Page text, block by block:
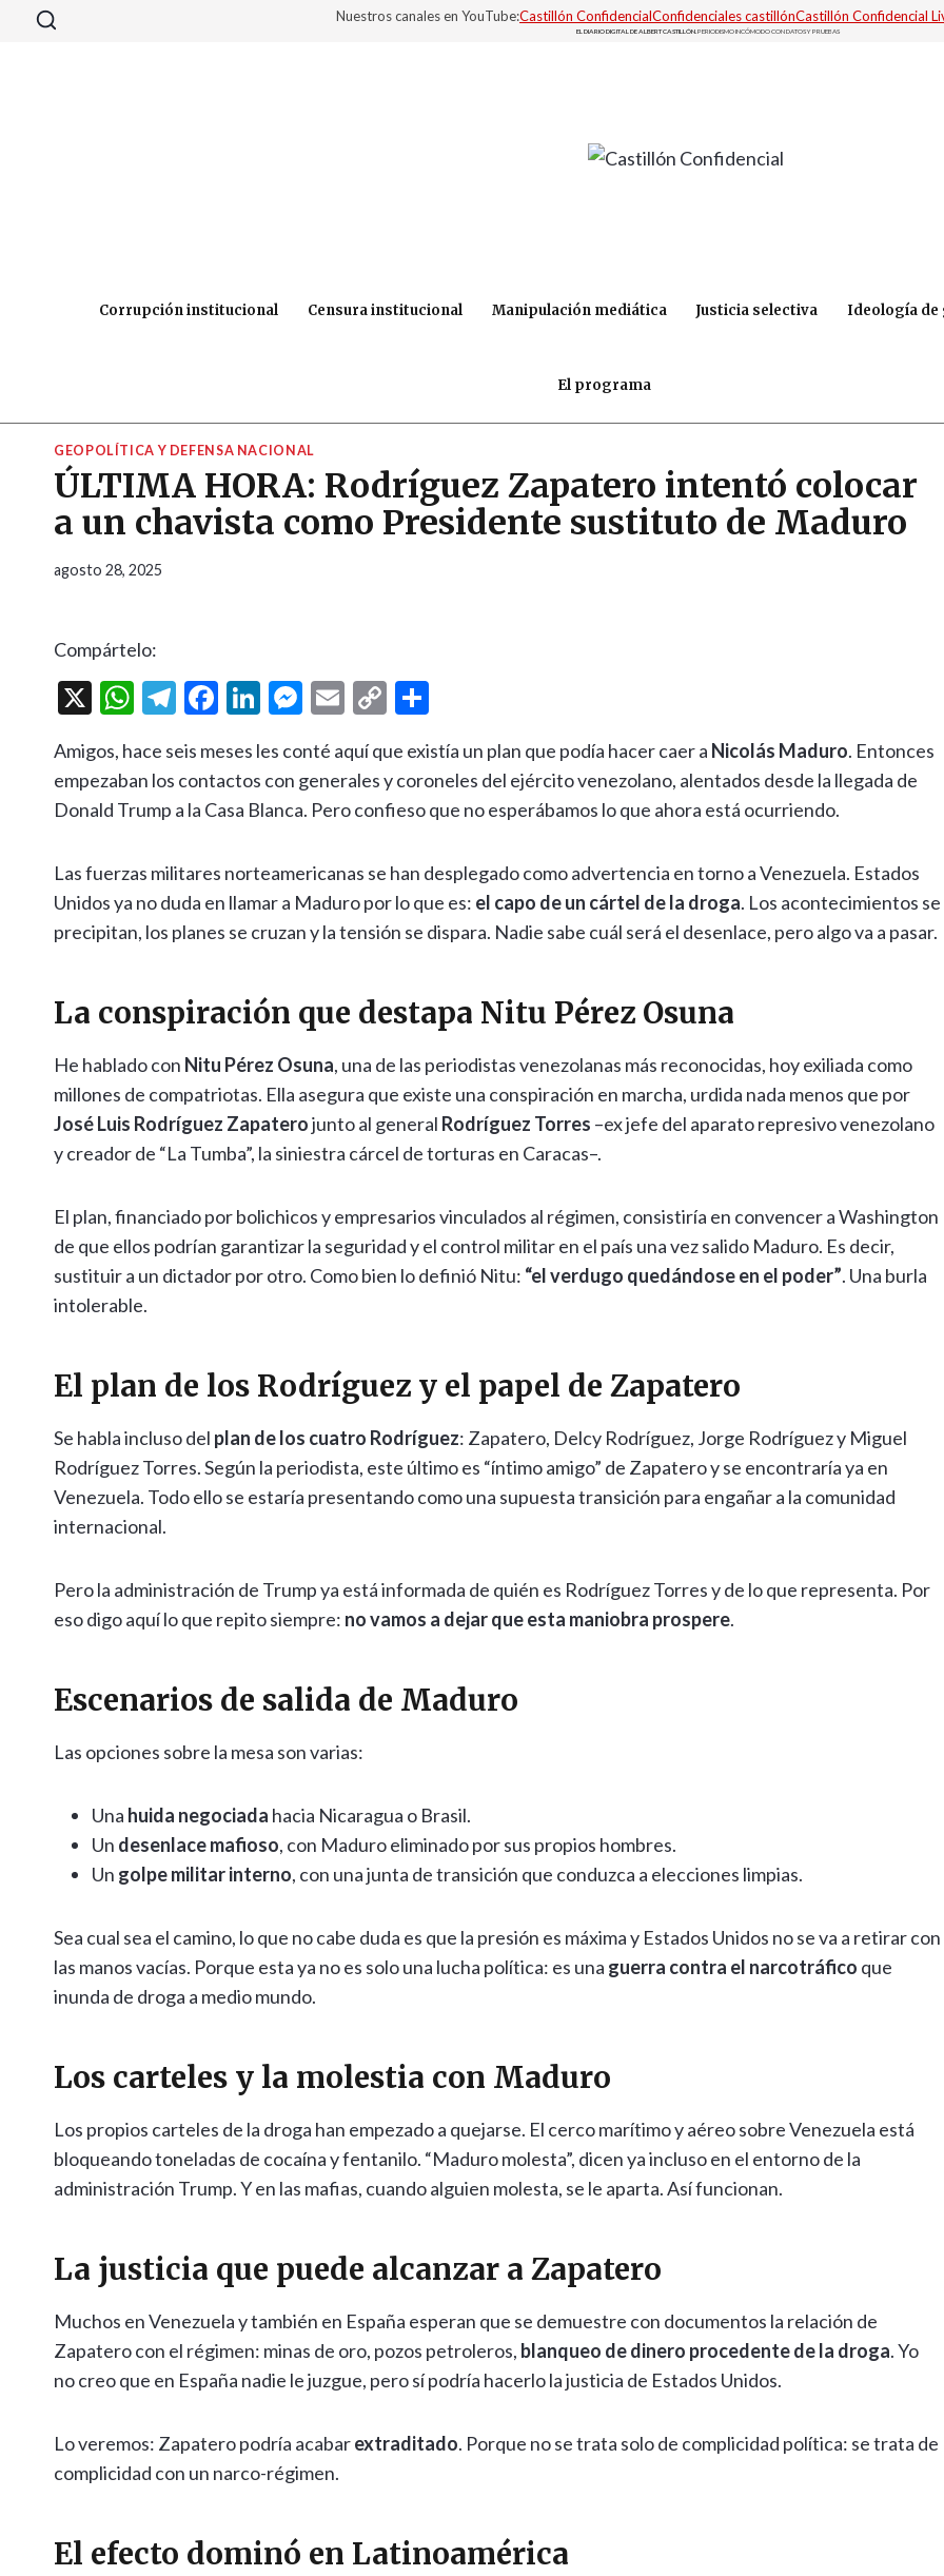
Saltar
Nuestros canales en YouTube:Castillón ConfidencialConfidenciales castillónCastillón Confidencial
EL DIARIO DIGITAL DE ALBERT CASTILLÓN. PERIODISMO INCÓMODO CON DATOS Y PRUEBAS
Corrupción institucional Censura institucional Manipulación mediática Justicia selectiva Ideología de
El programa
GEOPOLÍTICA Y DEFENSA NACIONAL
ÚLTIMA HORA: Rodríguez Zapatero intentó colocar
a un chavista como Presidente sustituto de Maduro
agosto 28, 2025
Compártelo:
X
W
at
s
p
p
T
e
gr
m
F
e
b
o
k
Li
ke
dI
M
se
n
er
E
ai
l
C
p
y
n
k
m
p
ar
ti
r
Amigos, hace seis meses les conté aquí que existía un plan que podía hacer caer a Nicolás Maduro. Entonces
empezaban los contactos con generales y coroneles del ejército venezolano, alentados desde la llegada de
Donald Trump a la Casa Blanca. Pero confieso que no esperábamos lo que ahora está ocurriendo.
Las fuerzas militares norteamericanas se han desplegado como advertencia en torno a Venezuela. Estados
Unidos ya no duda en llamar a Maduro por lo que es: el capo de un cártel de la droga. Los acontecimientos se
precipitan, los planes se cruzan y la tensión se dispara. Nadie sabe cuál será el desenlace, pero algo va a pasar.
La conspiración que destapa Nitu Pérez Osuna
He hablado con Nitu Pérez Osuna, una de las periodistas venezolanas más reconocidas, hoy exiliada como
millones de compatriotas. Ella asegura que existe una conspiración en marcha, urdida nada menos que por
José Luis Rodríguez Zapaterojunto al general Rodríguez Torres –ex jefe del aparato represivo venezolano
y creador de “La Tumba”, la siniestra cárcel de torturas en Caracas–.
El plan, financiado por bolichicos y empresarios vinculados al régimen, consistiría en convencer a Washington
de que ellos podrían garantizar la seguridad y el control militar en el país una vez salido Maduro. Es decir,
sustituir a un dictador por otro. Como bien lo definió Nitu: “el verdugo quedándose en el poder”. Una burla
intolerable.
El plan de los Rodríguez y el papel de Zapatero
Se habla incluso del plan de los cuatro Rodríguez: Zapatero, Delcy Rodríguez, Jorge Rodríguez y Miguel
Rodríguez Torres. Según la periodista, este último es “íntimo amigo” de Zapatero y se encontraría ya en
Venezuela. Todo ello se estaría presentando como una supuesta transición para engañar a la comunidad
internacional.
Pero la administración de Trump ya está informada de quién es Rodríguez Torres y de lo que representa. Por
eso digo aquí lo que repito siempre: no vamos a dejar que esta maniobra prospere.
Escenarios de salida de Maduro
Las opciones sobre la mesa son varias:
Una huida negociada hacia Nicaragua o Brasil.
Un desenlace mafioso, con Maduro eliminado por sus propios hombres.
Un golpe militar interno, con una junta de transición que conduzca a elecciones limpias.
Sea cual sea el camino, lo que no cabe duda es que la presión es máxima y Estados Unidos no se va a retirar con
las manos vacías. Porque esta ya no es solo una lucha política: es una guerra contra el narcotráfico que
inunda de droga a medio mundo.
Los carteles y la molestia con Maduro
Los propios carteles de la droga han empezado a quejarse. El cerco marítimo y aéreo sobre Venezuela está
bloqueando toneladas de cocaína y fentanilo. “Maduro molesta”, dicen ya incluso en el entorno de la
administración Trump. Y en las mafias, cuando alguien molesta, se le aparta. Así funcionan.
La justicia que puede alcanzar a Zapatero
Muchos en Venezuela y también en España esperan que se demuestre con documentos la relación de
Zapatero con el régimen: minas de oro, pozos petroleros, blanqueo de dinero procedente de la droga. Yo
no creo que en España nadie le juzgue, pero sí podría hacerlo la justicia de Estados Unidos.
Lo veremos: Zapatero podría acabarextraditado. Porque no se trata solo de complicidad política: se trata de
complicidad con un narco-régimen.
El efecto dominó en Latinoamérica